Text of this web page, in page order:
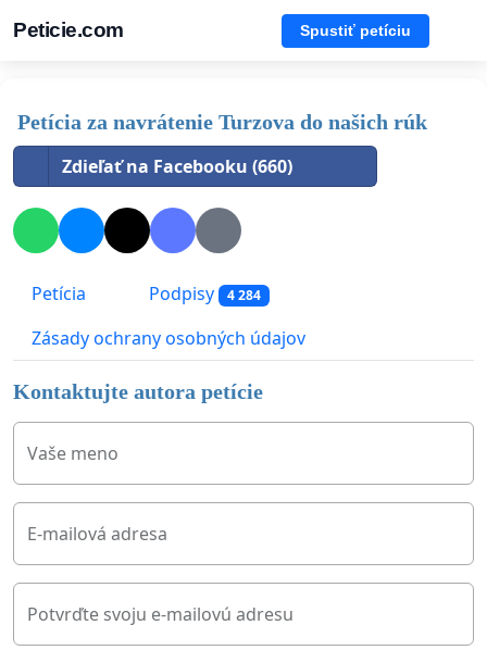
Peticie.com Spustiť petíciu
Petícia za navrátenie Turzova do našich rúk
Zdieľať na Facebooku (660)
Petícia Podpisy 4 284
Zásady ochrany osobných údajov
Kontaktujte autora petície
Vaše meno
E-mailová adresa
Potvrďte svoju e-mailovú adresu